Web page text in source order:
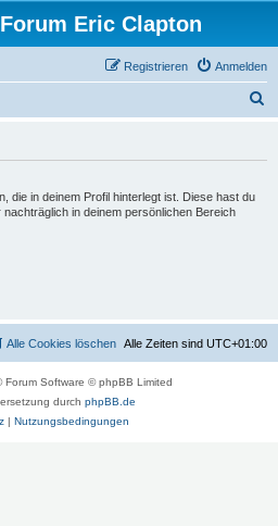
Eric Clapton
Anmelden
Registrieren
die in deinem Profil hinterlegt ist. Diese hast du
in deinem persönlichen Bereich
Alle Zeiten sind UTC+01:00
Alle Cookies löschen
Forum Software © phpBB Limited
durch phpBB.de
| Nutzungsbedingungen